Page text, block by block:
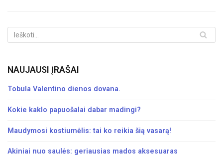
NAUJAUSI ĮRAŠAI
Tobula Valentino dienos dovana.
Kokie kaklo papuošalai dabar madingi?
Maudymosi kostiumėlis: tai ko reikia šią vasarą!
Akiniai nuo saulės: geriausias mados aksesuaras